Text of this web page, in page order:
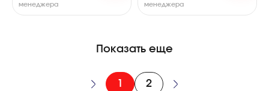
менеджера
менеджера
Показать еще
1 2